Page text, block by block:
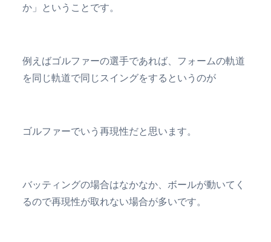
か」ということです。
例えばゴルファーの選手であれば、フォームの軌道
を同じ軌道で同じスイングをするというのが
ゴルファーでいう再現性だと思います。
バッティングの場合はなかなか、ボールが動いてく
るので再現性が取れない場合が多いです。